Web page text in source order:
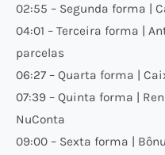
02:55 – Segunda forma |
04:01 – Terceira forma |
parcelas
06:27 – Quarta forma |
07:39 – Quinta forma |
NuConta
09:00 – Sexta forma |